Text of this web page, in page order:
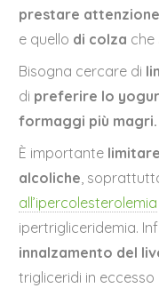
prestare
e quello di colza che
Bisogna cercare di
di preferire lo
formaggi più magri.
È importante limitare
alcoliche,
all’ipercolesterolemia
ipertrigliceridemia.
innalzamento del
trigliceridi in eccesso